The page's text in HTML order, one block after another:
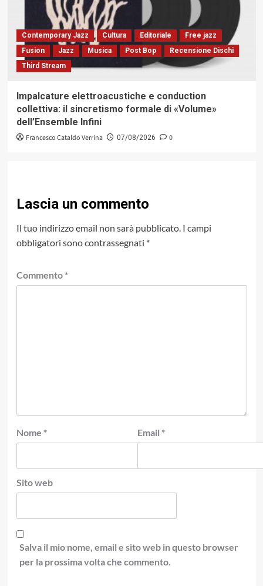
Contemporary Jazz Cultura Editoriale
Free jazz
Fusion
Jazz Musica Post Bop
Recensione Dischi
Third Stream
Impalcature elettroacustiche e conduction
collettiva: il sincretismo formale di «Volume»
dell’Ensemble Infini
Francesco Cataldo Verrina 07/08/2026 0
Lascia un commento
Il tuo indirizzo email non sarà pubblicato. I campi
obbligatori sono contrassegnati *
Commento *
Nome * Email *
Sito web
Salva il mio nome, email e sito web in questo browser
per la prossima volta che commento.